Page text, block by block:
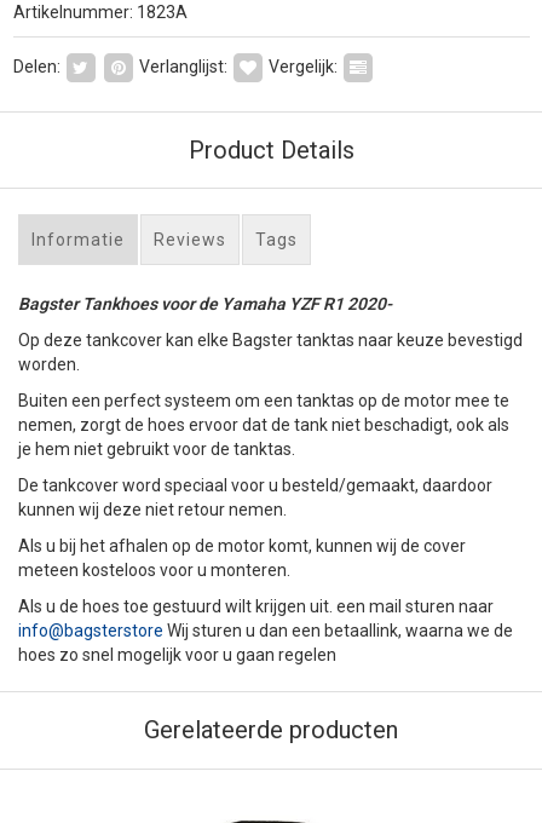
Artikelnummer: 1823A
Delen: Verlanglijst: Vergelijk:
Product Details
Informatie Reviews Tags
Bagster Tankhoes voor de Yamaha YZF R1 2020-
Op deze tankcover kan elke Bagster tanktas naar keuze bevestigd
worden.
Buiten een perfect systeem om een tanktas op de motor mee te
nemen, zorgt de hoes ervoor dat de tank niet beschadigt, ook als
je hem niet gebruikt voor de tanktas.
De tankcover word speciaal voor u besteld/gemaakt, daardoor
kunnen wij deze niet retour nemen.
Als u bij het afhalen op de motor komt, kunnen wij de cover
meteen kosteloos voor u monteren.
Als u de hoes toe gestuurd wilt krijgen uit. een mail sturen naar
info@bagsterstore Wij sturen u dan een betaallink, waarna we de
hoes zo snel mogelijk voor u gaan regelen
Gerelateerde producten